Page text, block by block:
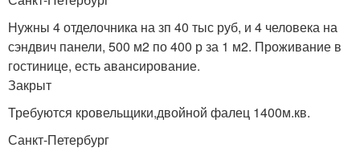
Нужны 4 отделочника на зп 40 тыс руб, и 4 человека на
сэндвич панели, 500 м2 по 400 р за 1 м2. Проживание в
гостинице, есть авансирование.
Закрыт
Требуются кровельщики,двойной фалец 1400м.кв.
Санкт-Петербург